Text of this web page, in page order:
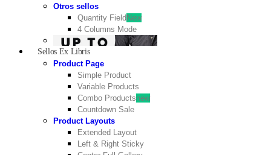
Otros sellos
Quantity Field New
4 Columns Mode
Sellos Ex Libris
Product Page
Simple Product
Variable Products
Combo Productsnew
Countdown Sale
Product Layouts
Extended Layout
Left & Right Sticky